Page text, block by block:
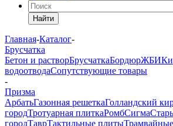
Найти
Главная-Каталог-
Брусчатка
Бетон и растворБрусчаткаБордюрЖБИ
водоотводаСопутствующие товары
-
Призма
АрбатьГазонная решеткаГолландский
городТротуарная плиткаРомбСигма
городТаврТактильные плиты